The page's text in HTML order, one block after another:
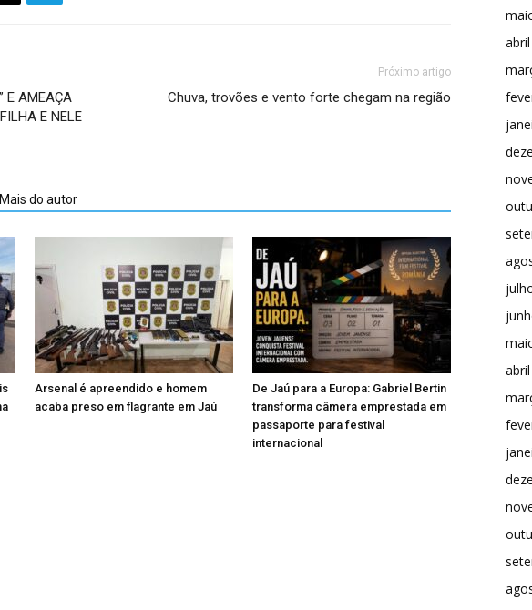
E AMEAÇA
E NELE
Próximo artigo
Chuva, trovões e vento forte chegam na região
Mais do autor
Arsenal é apreendido e homem
acaba preso em flagrante em Jaú
De Jaú para a Europa: Gabriel Bertin
transforma câmera emprestada em
passaporte para festival
internacional